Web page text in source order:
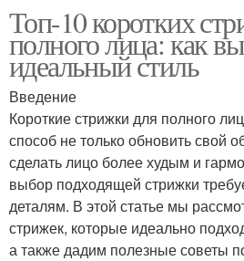
Топ-10 коротких
полного лица: как
идеальный стиль
Введение
Короткие стрижки для полного
способ не только обновить свой
сделать лицо более худым и
выбор подходящей стрижки
деталям. В этой статье мы
стрижек, которые идеально
а также дадим полезные советы